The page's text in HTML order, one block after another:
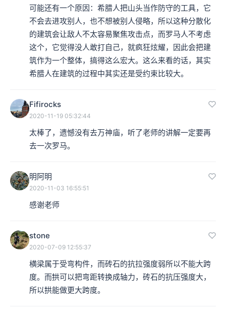
可能还有一个原因：希腊人把山头当作防守的工具，它
不会去进攻别人，也不想被别人侵略，所以这种分散化
的建筑会让敌人不太容易聚焦攻击点，而罗马人不考虑
这个，它觉得没人敢打自己，就疯狂炫耀，因此会把建
筑作为一个整体，搞得这么宏大。这么来看的话，其实
希腊人在建筑的过程中其实还是受约束比较大。
Fifirocks
2020-11-19 05:32:44
太棒了，遗憾没有去万神庙，听了老师的讲解一定要再
去一次罗马。
明阿明
2020-11-03 16:55:51
感谢老师
stone
2020-07-09 12:55:37
横梁属于受弯构件，而砖石的抗拉强度弱所以不能大跨
度。而拱可以把弯距转换成轴力，砖石的抗压强度大，
所以拱能做更大跨度。